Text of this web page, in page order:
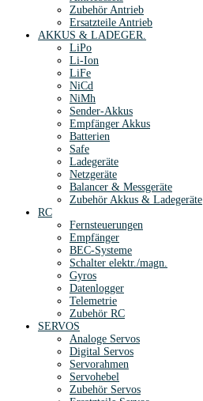
Zubehör Antrieb
Ersatzteile Antrieb
AKKUS & LADEGER.
LiPo
Li-Ion
LiFe
NiCd
NiMh
Sender-Akkus
Empfänger Akkus
Batterien
Safe
Ladegeräte
Netzgeräte
Balancer & Messgeräte
Zubehör Akkus & Ladegeräte
RC
Fernsteuerungen
Empfänger
BEC-Systeme
Schalter elektr./magn.
Gyros
Datenlogger
Telemetrie
Zubehör RC
SERVOS
Analoge Servos
Digital Servos
Servorahmen
Servohebel
Zubehör Servos